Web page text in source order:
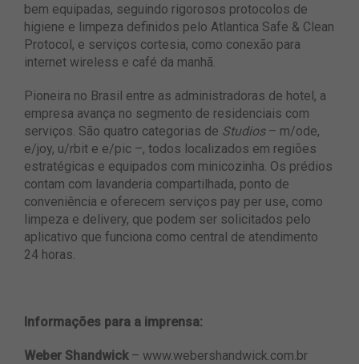
bem equipadas, seguindo rigorosos protocolos de
higiene e limpeza definidos pelo Atlantica Safe & Clean
Protocol, e serviços cortesia, como conexão para
internet wireless e café da manhã.
Pioneira no Brasil entre as administradoras de hotel, a
empresa avança no segmento de residenciais com
serviços. São quatro categorias de Studios– m/ode,
e/joy, u/rbit e e/pic –, todos localizados em regiões
estratégicas e equipados com minicozinha. Os prédios
contam com lavanderia compartilhada, ponto de
conveniência e oferecem serviços pay per use, como
limpeza e delivery, que podem ser solicitados pelo
aplicativo que funciona como central de atendimento
24 horas.
Informações para a imprensa:
Weber Shandwick – www.webershandwick.com.br